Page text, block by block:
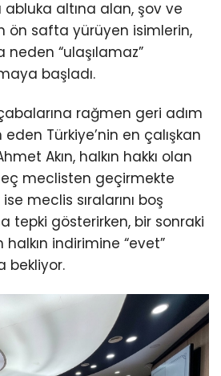
altına alan, şov ve
ön safta yürüyen isimlerin,
“ulaşılamaz”
başladı.
rağmen geri adım
Türkiye’nin en çalışkan
Akın, halkın hakkı olan
meclisten geçirmekte
ise meclis sıralarını boş
tepki gösterirken, bir sonraki
indirimine “evet”
bekliyor.